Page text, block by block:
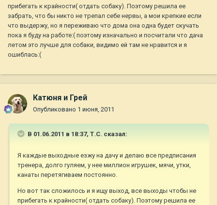
прибегать к крайности( отдать собаку). Поэтому решила ее
забрать, что бы никто не трепал себе нервы, а мои крепкие если
что выдержу, но я переживаю что дома она одна будет скучать
пока я буду на работе:( поэтому изначально и посчитали что дача
летом это лучше для собаки, видимо ей там не нравится и я
ошиблась:(
Катюня и Грей
Опубликовано 1 июня, 2011
В 01.06.2011 в 18:37, Т.С. сказал:
Я каждые выходные езжу на дачу и делаю все предписания
тренера, долго гуляем, у нее миллион игрушек, мячи, утки,
канаты перетягиваем постоянно.
Но вот так сложилось и я ищу выход, все выходы чтобы не
прибегать к крайности( отдать собаку). Поэтому решила ее